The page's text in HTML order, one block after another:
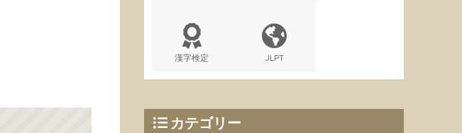
漢字検定 JLPT
カテゴリー